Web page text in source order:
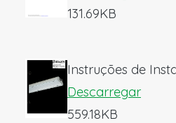
131.69KB
Instruções de
Descarregar
559.18KB